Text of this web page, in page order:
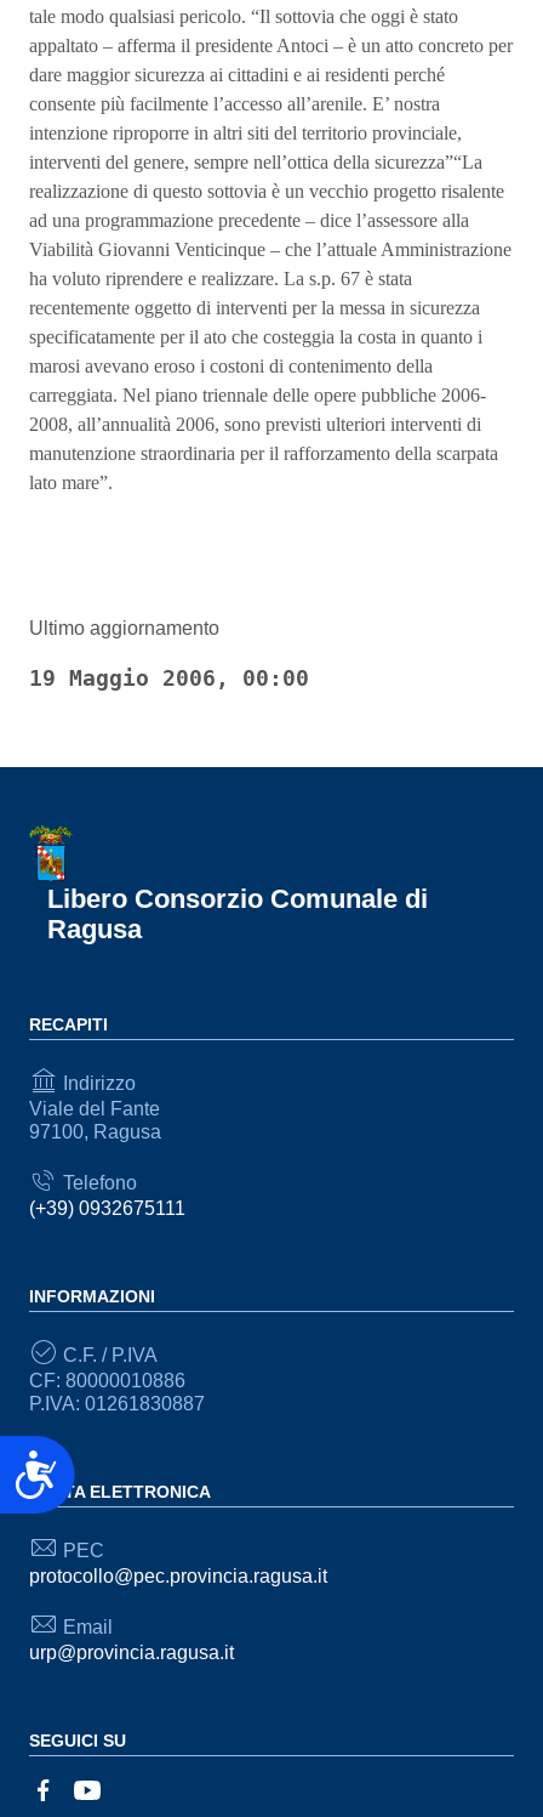
Accessibilità
tale modo qualsiasi pericolo. “Il sottovia che oggi è stato
appaltato – afferma il presidente Antoci – è un atto concreto per
dare maggior sicurezza ai cittadini e ai residenti perché
consente più facilmente l’accesso all’arenile. E’ nostra
intenzione riproporre in altri siti del territorio provinciale,
interventi del genere, sempre nell’ottica della sicurezza”“La
realizzazione di questo sottovia è un vecchio progetto risalente
ad una programmazione precedente – dice l’assessore alla
Viabilità Giovanni Venticinque – che l’attuale Amministrazione
ha voluto riprendere e realizzare. La s.p. 67 è stata
recentemente oggetto di interventi per la messa in sicurezza
specificatamente per il ato che costeggia la costa in quanto i
marosi avevano eroso i costoni di contenimento della
carreggiata. Nel piano triennale delle opere pubbliche 2006-
2008, all’annualità 2006, sono previsti ulteriori interventi di
manutenzione straordinaria per il rafforzamento della scarpata
lato mare”.
Ultimo aggiornamento
19 Maggio 2006, 00:00
Libero Consorzio Comunale di
Ragusa
RECAPITI
Indirizzo
Viale del Fante
97100, Ragusa
Telefono
(+39) 0932675111
INFORMAZIONI
C.F. / P.IVA
CF: 80000010886
P.IVA: 01261830887
POSTA ELETTRONICA
PEC
protocollo@pec.provincia.ragusa.it
Email
urp@provincia.ragusa.it
SEGUICI SU